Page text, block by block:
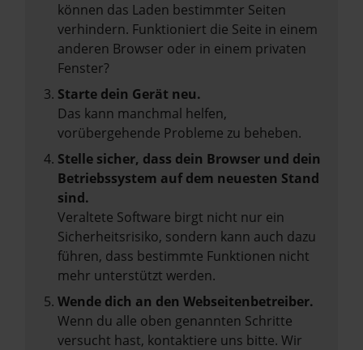
können das Laden bestimmter Seiten
verhindern. Funktioniert die Seite in einem
anderen Browser oder in einem privaten
Fenster?
Starte dein Gerät neu.
Das kann manchmal helfen,
vorübergehende Probleme zu beheben.
Stelle sicher, dass dein Browser und dein
Betriebssystem auf dem neuesten Stand
sind.
Veraltete Software birgt nicht nur ein
Sicherheitsrisiko, sondern kann auch dazu
führen, dass bestimmte Funktionen nicht
mehr unterstützt werden.
Wende dich an den Webseitenbetreiber.
Wenn du alle oben genannten Schritte
versucht hast, kontaktiere uns bitte. Wir